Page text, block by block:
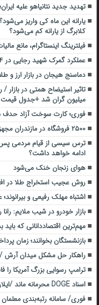
تهدید جدید نتانیاهو علیه
یارانه این ماه کی واریز
کلابرگ از یارانه کم می‌شود؟
فیلترینگ اینستاگرام، مانع
عملکرد گمرک شهید رجایی در ۲۴ ساعت گذشته
دماسنج هیجان در بازار ارز و طلا
میلیون گران شد +جدول قیمت
فوری؛ کارت سوخت آزاد حدف
۲۵۰۰ فروشگاه در مازندران مجهز به سیستم کالابرگ فجرانه هستند
ترس سیسی از قیام مردمی
ادامه خواهد داشت؟
هوای زنجان خنک می‌شود
روش عجیب استخراج طلا در
اشتباه مهلک رفیعی و
بازار خودرو در شیب ملایم:
مهم‌ترین اقتصاددانانی که باید
بازنشستگان بخوانند؛ زمان
راهکار حل مشکل میدان آرش /
ترامپ رسوایی بزرگ آمریکا را
اسناد DOGE محرمانه ماند /ایلان ماسک و ترامپ معاف شدند!
فوری/ سامانه رتبه‌بندی